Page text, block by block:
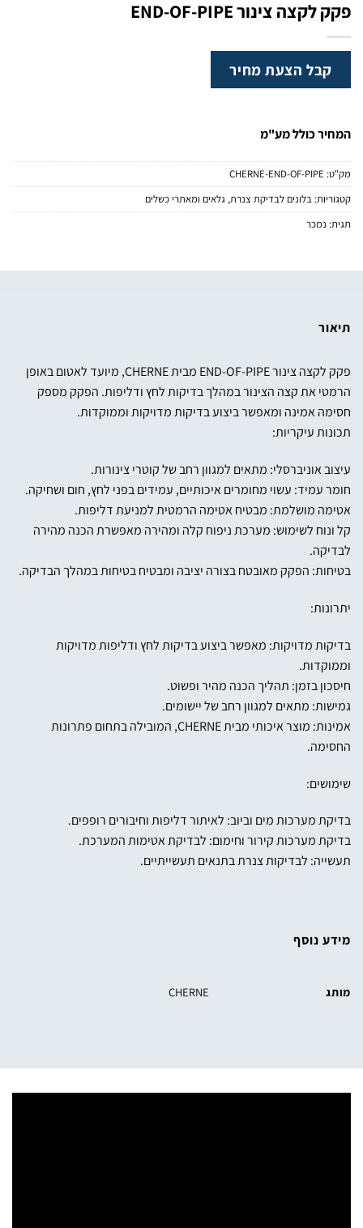
פקק לקצה צינור END-OF-PIPE
קבל הצעת מחיר
המחיר כולל מע"מ
מק"ט: CHERNE-END-OF-PIPE
קטגוריות: בלונים לבדיקת צנרת, גלאים ומאתרי כשלים
תגית: נמכר
תיאור
פקק לקצה צינור END-OF-PIPE מבית CHERNE, מיועד לאטום באופן
הרמטי את קצה הצינור במהלך בדיקות לחץ ודליפות. הפקק מספק
חסימה אמינה ומאפשר ביצוע בדיקות מדויקות וממוקדות.
תכונות עיקריות:
עיצוב אוניברסלי: מתאים למגוון רחב של קוטרי צינורות.
חומר עמיד: עשוי מחומרים איכותיים, עמידים בפני לחץ, חום ושחיקה.
אטימה מושלמת: מבטיח אטימה הרמטית למניעת דליפות.
קל ונוח לשימוש: מערכת ניפוח קלה ומהירה מאפשרת הכנה מהירה
לבדיקה.
בטיחות: הפקק מאובטח בצורה יציבה ומבטיח בטיחות במהלך הבדיקה.
יתרונות:
בדיקות מדויקות: מאפשר ביצוע בדיקות לחץ ודליפות מדויקות
וממוקדות.
חיסכון בזמן: תהליך הכנה מהיר ופשוט.
גמישות: מתאים למגוון רחב של יישומים.
אמינות: מוצר איכותי מבית CHERNE, המובילה בתחום פתרונות
החסימה.
שימושים:
בדיקת מערכות מים וביוב: לאיתור דליפות וחיבורים רופפים.
בדיקת מערכות קירור וחימום: לבדיקת אטימות המערכת.
תעשייה: לבדיקות צנרת בתנאים תעשייתיים.
מידע נוסף
מותג CHERNE